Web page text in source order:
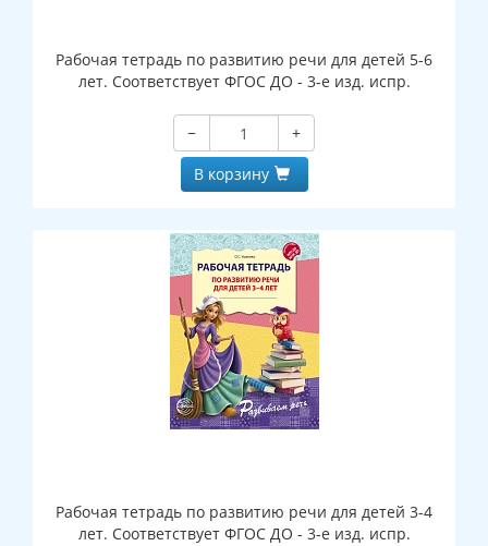
Рабочая тетрадь по развитию речи для детей 5-6
лет. Соответствует ФГОС ДО - 3-е изд. испр.
−
+
В корзину
Рабочая тетрадь по развитию речи для детей 3-4
лет. Соответствует ФГОС ДО - 3-е изд. испр.